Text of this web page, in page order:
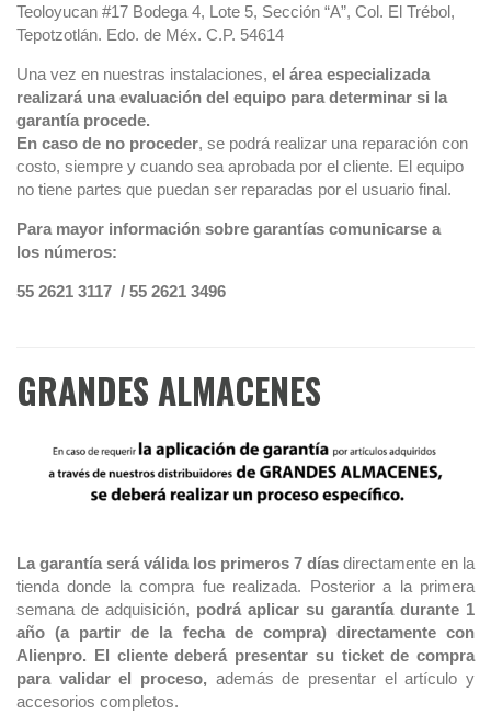
Teoloyucan #17 Bodega 4, Lote 5, Sección “A”, Col. El Trébol,
Tepotzotlán. Edo. de Méx. C.P. 54614
Una vez en nuestras instalaciones, el área especializada
realizará una evaluación del equipo para determinar si la
garantía procede.
En caso de no proceder, se podrá realizar una reparación con
costo, siempre y cuando sea aprobada por el cliente. El equipo
no tiene partes que puedan ser reparadas por el usuario final.
Para mayor información sobre garantías comunicarse a
los números:
55 2621 3117 / 55 2621 3496
GRANDES ALMACENES
La garantía será válida los primeros 7 días directamente en la
tienda donde la compra fue realizada. Posterior a la primera
semana de adquisición, podrá aplicar su garantía durante 1
año (a partir de la fecha de compra) directamente con
Alienpro. El cliente deberá presentar su ticket de compra
para validar el proceso, además de presentar el artículo y
accesorios completos.